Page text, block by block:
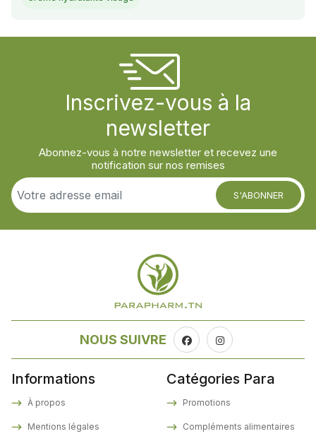
Inscrivez-vous à la
newsletter
Abonnez-vous à notre newsletter et recevez une
notification sur nos remises
S'ABONNER
NOUS SUIVRE
Informations
À propos
Mentions légales
Catégories Para
Promotions
Compléments alimentaires